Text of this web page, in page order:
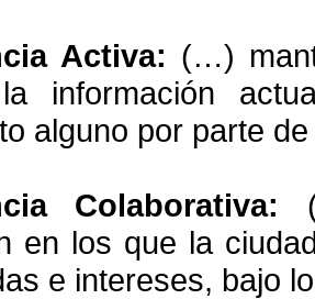
Activa: (…)
información
alguno por parte
Colaborativa:
en los que la
e intereses, bajo